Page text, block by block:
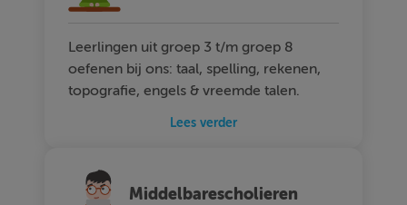
Leerlingen uit groep 3 t/m groep 8
oefenen bij ons: taal, spelling, rekenen,
topografie, engels & vreemde talen.
Lees verder
Middelbarescholieren